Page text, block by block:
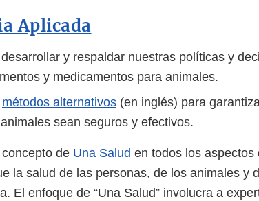
Aplicada
y respaldar nuestras políticas y
y medicamentos para animales.
métodos alternativos (en inglés) para
sean seguros y efectivos.
de Una Salud en todos los aspectos
la salud de las personas, de los animales y
El enfoque de “Una Salud” involucra a